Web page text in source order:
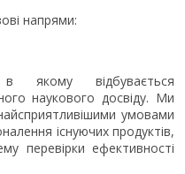
напрями:
в якому відбувається
наукового досвіду. Ми
умовами
існуючих продуктів,
перевірки ефективності